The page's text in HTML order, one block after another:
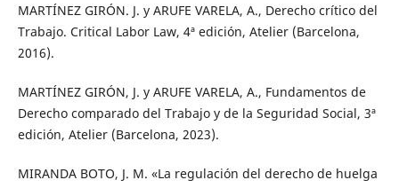
MARTÍNEZ GIRÓN. J. y ARUFE VARELA, A., Derecho crítico del
Trabajo. Critical Labor Law, 4ª edición, Atelier (Barcelona,
2016).
MARTÍNEZ GIRÓN, J. y ARUFE VARELA, A., Fundamentos de
Derecho comparado del Trabajo y de la Seguridad Social, 3ª
edición, Atelier (Barcelona, 2023).
MIRANDA BOTO, J. M. «La regulación del derecho de huelga